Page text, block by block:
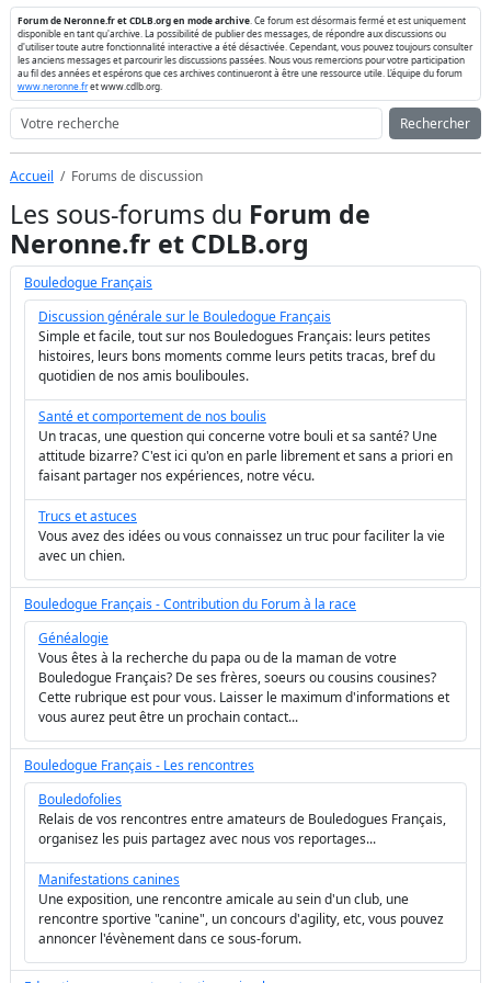
Forum de Neronne.fr et CDLB.org en mode archive . Ce forum est désormais fermé et est uniquement
disponible en tant qu'archive. La possibilité de publier des messages, de répondre aux discussions ou
d'utiliser toute autre fonctionnalité interactive a été désactivée. Cependant, vous pouvez toujours consulter
les anciens messages et parcourir les discussions passées. Nous vous remercions pour votre participation
au fil des années et espérons que ces archives continueront à être une ressource utile. L'équipe du forum
www.neronne.fret www.cdlb.org.
Rechercher
Accueil Forums de discussion
Les sous-forums du Forum de
Neronne.fr et CDLB.org
Bouledogue Français
Discussion générale sur le Bouledogue Français
Simple et facile, tout sur nos Bouledogues Français: leurs petites
histoires, leurs bons moments comme leurs petits tracas, bref du
quotidien de nos amis bouliboules.
Santé et comportement de nos boulis
Un tracas, une question qui concerne votre bouli et sa santé? Une
attitude bizarre? C'est ici qu'on en parle librement et sans a priori en
faisant partager nos expériences, notre vécu.
Trucs et astuces
Vous avez des idées ou vous connaissez un truc pour faciliter la vie
avec un chien.
Bouledogue Français - Contribution du Forum à la race
Généalogie
Vous êtes à la recherche du papa ou de la maman de votre
Bouledogue Français? De ses frères, soeurs ou cousins cousines?
Cette rubrique est pour vous. Laisser le maximum d'informations et
vous aurez peut être un prochain contact...
Bouledogue Français - Les rencontres
Bouledofolies
Relais de vos rencontres entre amateurs de Bouledogues Français,
organisez les puis partagez avec nous vos reportages...
Manifestations canines
Une exposition, une rencontre amicale au sein d'un club, une
rencontre sportive "canine", un concours d'agility, etc, vous pouvez
annoncer l'évènement dans ce sous-forum.